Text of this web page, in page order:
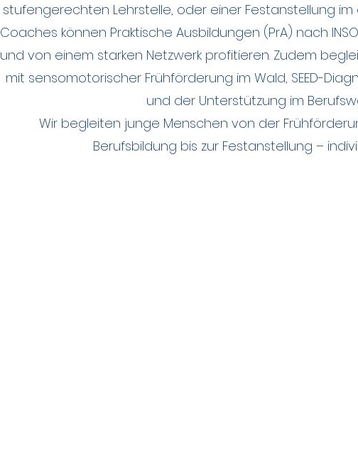
stufengerechten Lehrstelle, oder einer Festanstellung im
Coaches können Praktische Ausbildungen (PrA) nach
und von einem starken Netzwerk profitieren. Zudem
mit sensomotorischer Frühförderung im Wald, SEED-
und der Unterstützung im
Wir begleiten junge Menschen von der
Berufsbildung bis zur Festanstellung –